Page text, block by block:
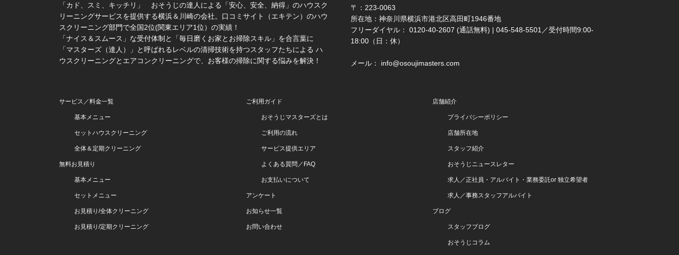
「カド、スミ、キッチリ」 おそうじの達人による「安心、安全、納得」のハウスク
リーニングサービスを提供する横浜＆川崎の会社。口コミサイト（エキテン）のハウ
スクリーニング部門で全国2位(関東エリア1位）の実績！
「ナイス＆スムース」な受付体制と「毎日磨くお家とお掃除スキル」を合言葉に
「マスターズ（達人）」と呼ばれるレベルの清掃技術を持つスタッフたちによる ハ
ウスクリーニングとエアコンクリーニングで、お客様の掃除に関する悩みを解決！
〒：223-0063
所在地：神奈川県横浜市港北区高田町1946番地
フリーダイヤル： 0120-40-2607 (通話無料) | 045-548-5501／受付時間9:00-
18:00（日：休）
メール： info@osoujimasters.com
サービス／料金一覧
基本メニュー
セットハウスクリーニング
全体＆定期クリーニング
無料お見積り
基本メニュー
セットメニュー
お見積り/全体クリーニング
お見積り/定期クリーニング
ご利用ガイド
おそうじマスターズとは
ご利用の流れ
サービス提供エリア
よくある質問／FAQ
お支払いについて
アンケート
お知らせ一覧
お問い合わせ
店舗紹介
プライバシーポリシー
店舗所在地
スタッフ紹介
おそうじニュースレター
求人／正社員・アルバイト・業務委託or 独立希望者
求人／事務スタッフアルバイト
ブログ
スタッフブログ
おそうじコラム